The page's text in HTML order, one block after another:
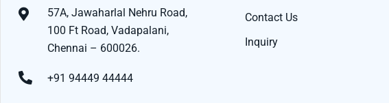
57A, Jawaharlal Nehru Road,
100 Ft Road, Vadapalani,
Chennai – 600026.
+91 94449 44444
Contact Us
Inquiry